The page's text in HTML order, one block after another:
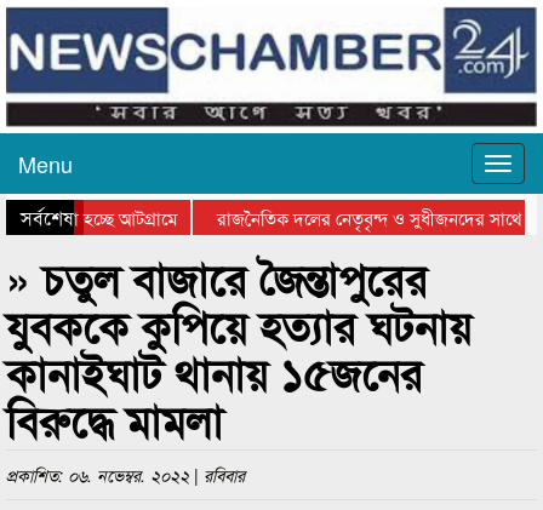
Menu
সর্বশেষ
যাওয়া হচ্ছে আটগ্রামে
রাজনৈতিক দলের নেতৃবৃন্দ ও সুধীজনদের সাথে
সিলেটে বাংলাদেশ গ্রুপ থিয়েটার ফেডারেশানের
» চতুল বাজারে জৈন্তাপুরের
যুবককে কুপিয়ে হত্যার ঘটনায়
কানাইঘাট থানায় ১৫জনের
বিরুদ্ধে মামলা
প্রকাশিত: ০৬. নভেম্বর. ২০২২ | রবিবার